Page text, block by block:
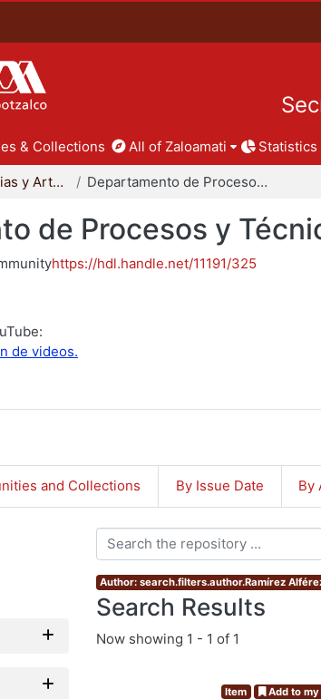
& Collections All of Zaloamati Statistics
División de Ciencias y Artes para el Diseño Departamento de Procesos y Técnicas de Realización
de Procesos y
https://hdl.handle.net/11191/325
de videos.
and Collections By Issue Date By
Author: search.filters.author.Ramírez
Search Results
Now showing 1 - 1 of 1
Item Add to my